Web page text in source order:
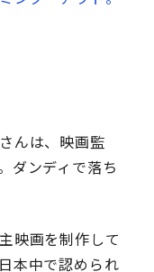
さんは、映画監
ダンディで落ち
映画を制作して
本中で認められ